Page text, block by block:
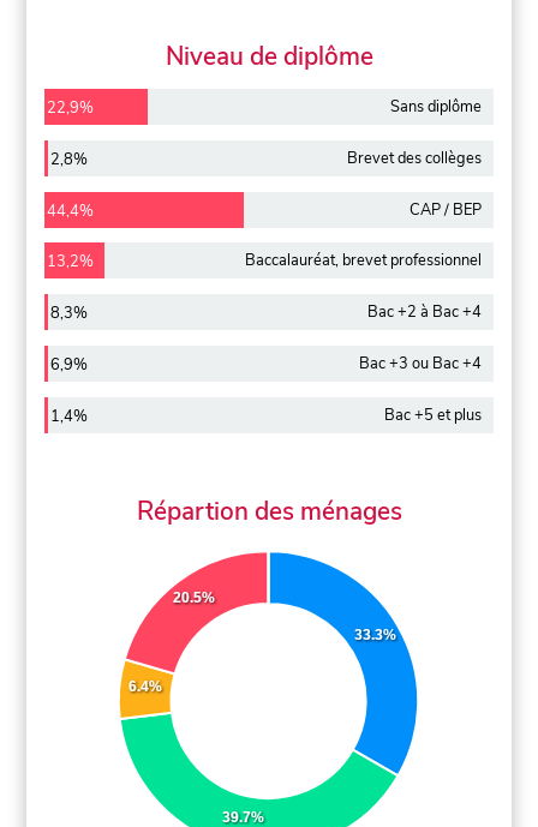
Niveau de diplôme
22,9% Sans diplôme
2,8% Brevet des collèges
44,4% CAP / BEP
13,2% Baccalauréat, brevet professionnel
8,3% Bac +2 à Bac +4
6,9% Bac +3 ou Bac +4
1,4% Bac +5 et plus
Répartion des ménages
33.3%
39.7%
6.4%
20.5%